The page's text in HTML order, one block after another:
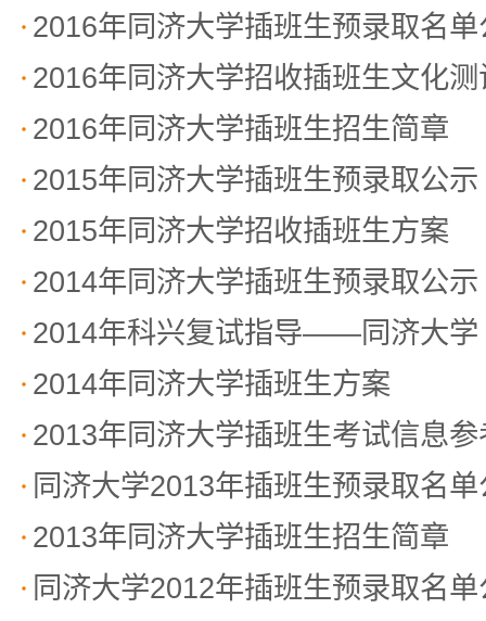
2016年同济大学插班生预录取名单
2016年同济大学招收插班生文化
2016年同济大学插班生招生简章
2015年同济大学插班生预录取公示
2015年同济大学招收插班生方案
2014年同济大学插班生预录取公示
2014年科兴复试指导——同济大学
2014年同济大学插班生方案
2013年同济大学插班生考试信息参
同济大学2013年插班生预录取名
2013年同济大学插班生招生简章
同济大学2012年插班生预录取名